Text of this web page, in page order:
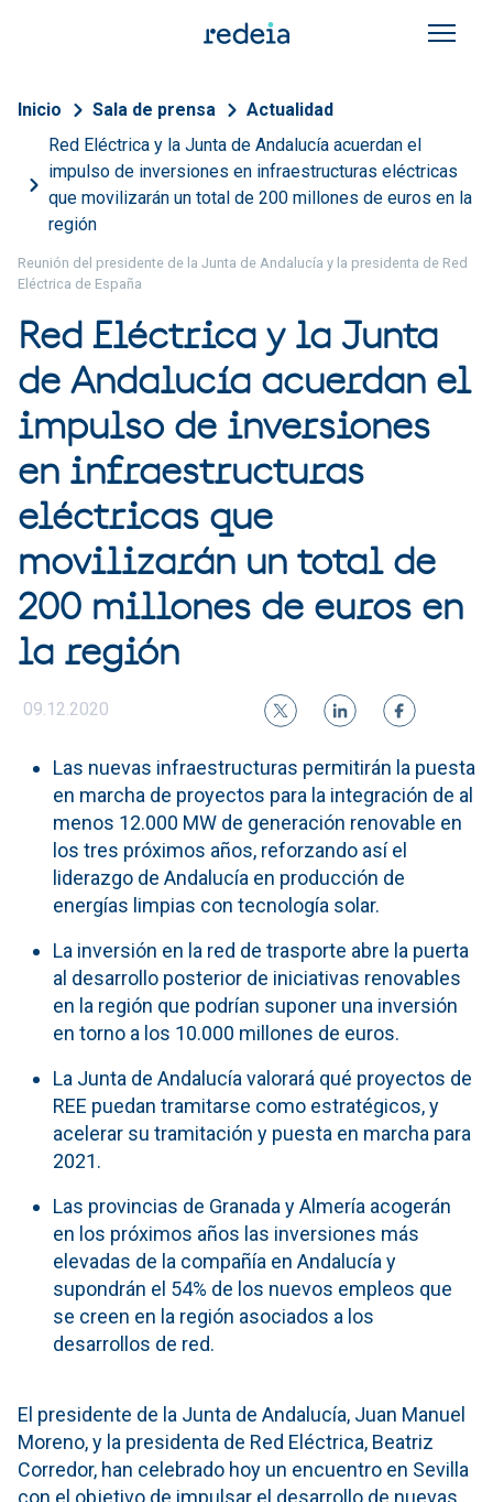
Sobrescribir enlaces de
Inicio Sala de prensa
Actualidad
Red Eléctrica y la Junta de Andalucía acuerdan el
impulso de inversiones en infraestructuras eléctricas
que movilizarán un total de 200 millones de euros en la
región
Reunión del presidente de la Junta de Andalucía y la presidenta de Red
Eléctrica de España
Red Eléctrica y la Junta
de Andalucía acuerdan el
impulso de inversiones
en infraestructuras
eléctricas que
movilizarán un total de
200 millones de euros en
la región
09.12.2020
Las nuevas infraestructuras permitirán la puesta
en marcha de proyectos para la integración de al
menos 12.000 MW de generación renovable en
los tres próximos años, reforzando así el
liderazgo de Andalucía en producción de
energías limpias con tecnología solar.
La inversión en la red de trasporte abre la puerta
al desarrollo posterior de iniciativas renovables
en la región que podrían suponer una inversión
en torno a los 10.000 millones de euros.
La Junta de Andalucía valorará qué proyectos de
REE puedan tramitarse como estratégicos, y
acelerar su tramitación y puesta en marcha para
2021.
Las provincias de Granada y Almería acogerán
en los próximos años las inversiones más
elevadas de la compañía en Andalucía y
supondrán el 54% de los nuevos empleos que
se creen en la región asociados a los
desarrollos de red.
El presidente de la Junta de Andalucía, Juan Manuel
Moreno, y la presidenta de Red Eléctrica, Beatriz
Corredor, han celebrado hoy un encuentro en Sevilla
con el objetivo de impulsar el desarrollo de nuevas